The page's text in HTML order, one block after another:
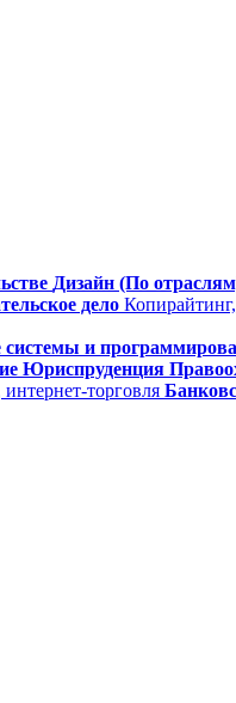
Дизайн (По
дело
и
Юриспруденция
торговля